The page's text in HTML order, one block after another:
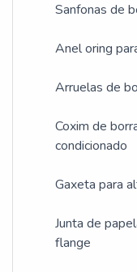
Sanfonas de
Anel oring
Arruelas de
Coxim de
condicionado
Gaxeta para
Junta de
flange